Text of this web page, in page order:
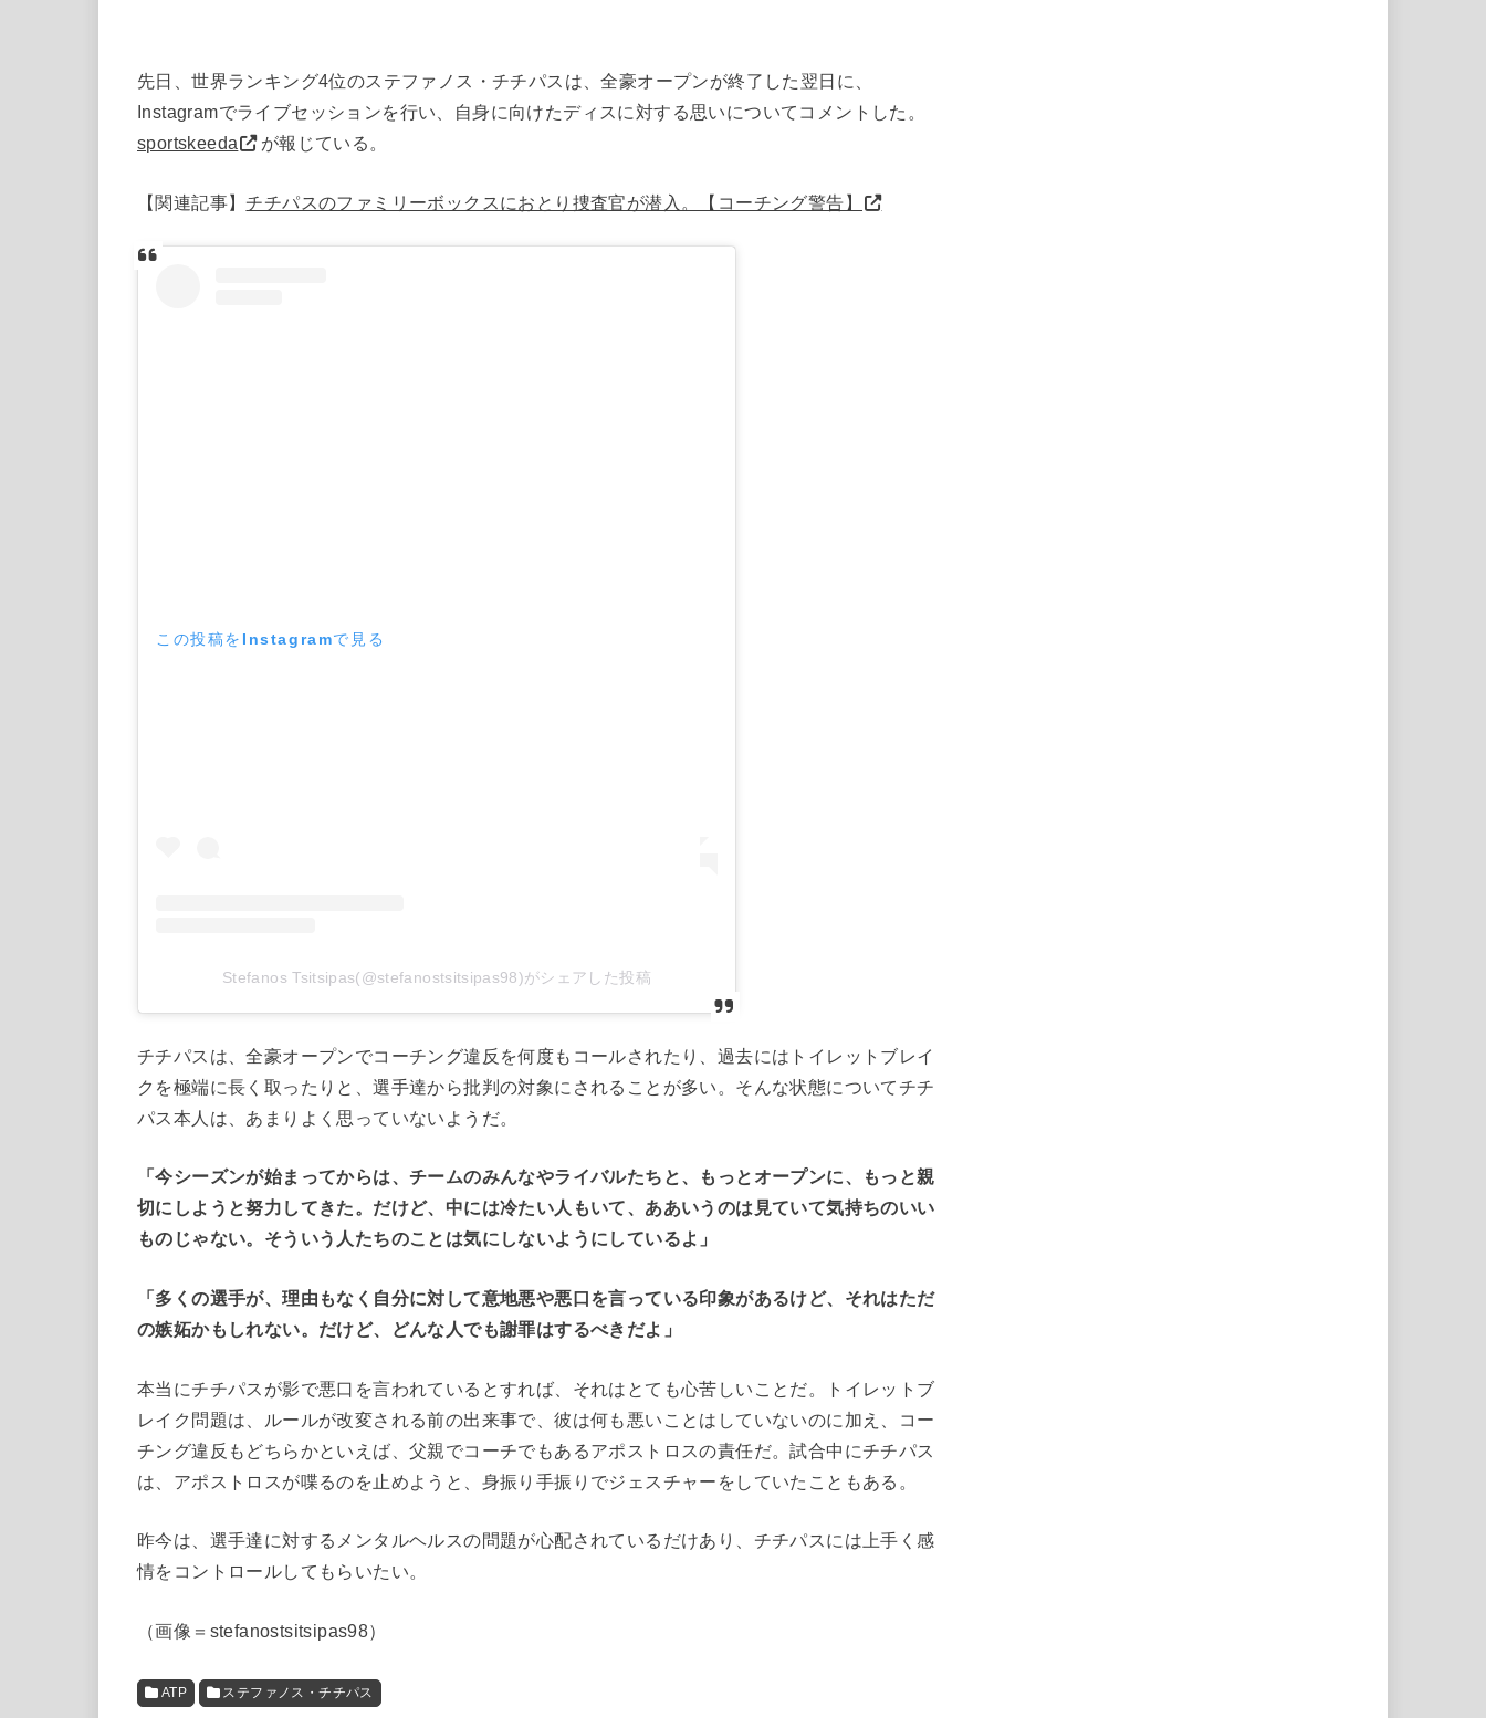
先日、世界ランキング4位のステファノス・チチパスは、全豪オープンが終了した翌日に、
Instagramでライブセッションを行い、自身に向けたディスに対する思いについてコメントした。
sportskeeda
が報じている。
【関連記事】チチパスのファミリーボックスにおとり捜査官が潜入。【コーチング警告】
この投稿をInstagramで見る
Stefanos Tsitsipas(@stefanostsitsipas98)がシェアした投稿
チチパスは、全豪オープンでコーチング違反を何度もコールされたり、過去にはトイレットブレイ
クを極端に長く取ったりと、選手達から批判の対象にされることが多い。そんな状態についてチチ
パス本人は、あまりよく思っていないようだ。
「今シーズンが始まってからは、チームのみんなやライバルたちと、もっとオープンに、もっと親
切にしようと努力してきた。だけど、中には冷たい人もいて、ああいうのは見ていて気持ちのいい
ものじゃない。そういう人たちのことは気にしないようにしているよ」
「多くの選手が、理由もなく自分に対して意地悪や悪口を言っている印象があるけど、それはただ
の嫉妬かもしれない。だけど、どんな人でも謝罪はするべきだよ」
本当にチチパスが影で悪口を言われているとすれば、それはとても心苦しいことだ。トイレットブ
レイク問題は、ルールが改変される前の出来事で、彼は何も悪いことはしていないのに加え、コー
チング違反もどちらかといえば、父親でコーチでもあるアポストロスの責任だ。試合中にチチパス
は、アポストロスが喋るのを止めようと、身振り手振りでジェスチャーをしていたこともある。
昨今は、選手達に対するメンタルヘルスの問題が心配されているだけあり、チチパスには上手く感
情をコントロールしてもらいたい。
（画像＝stefanostsitsipas98）
ATP ステファノス・チチパス